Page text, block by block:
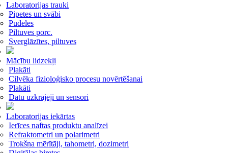
Laboratorijas trauki
Pipetes un svābi
Pudeles
Piltuves porc.
Sverglāzītes, piltuves
Mācību lidzekļi
Plakāti
Cilvēka fizioloģisko procesu novērtēšanai
Plakāti
Datu uzkrājēji un sensori
Laboratorijas iekārtas
Ierīces naftas produktu analīzei
Refraktometri un polarimetri
Trokšņa mērītāji, tahometri, dozimetri